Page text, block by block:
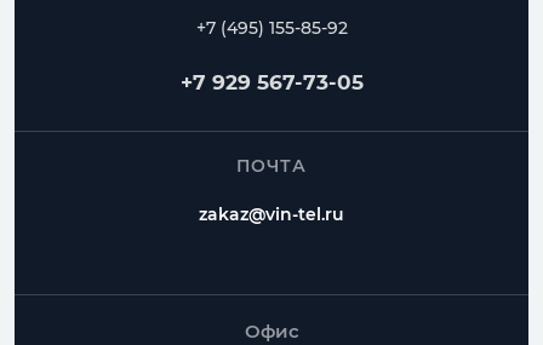
+7 (495) 155-85-92
+7 929 567-73-05
ПОЧТА
zakaz@vin-tel.ru
Офис